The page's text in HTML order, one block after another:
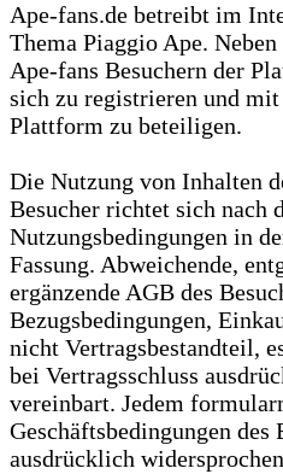
Ape-fans.de betreibt im
Thema Piaggio Ape.
Ape-fans Besuchern der
sich zu registrieren und
Plattform zu beteiligen.
Die Nutzung von Inhalten
Besucher richtet sich nach
Nutzungsbedingungen in
Fassung. Abweichende,
ergänzende AGB des
Bezugsbedingungen,
nicht Vertragsbestandteil,
bei Vertragsschluss
vereinbart. Jedem
Geschäftsbedingungen des
ausdrücklich